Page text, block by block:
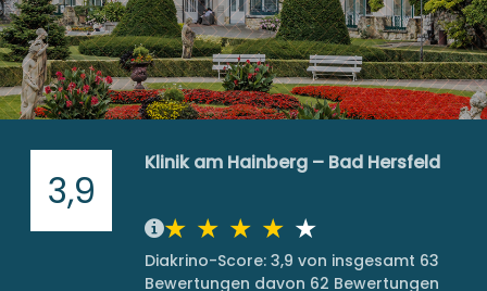
3,9
Klinik am Hainberg – Bad Hersfeld
Diakrino-Score: 3,9 von insgesamt 63
Bewertungen davon 62 Bewertungen